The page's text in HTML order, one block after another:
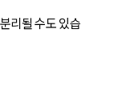
리될 수도 있습